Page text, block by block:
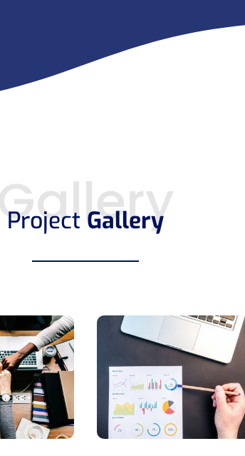
ProjectGallery